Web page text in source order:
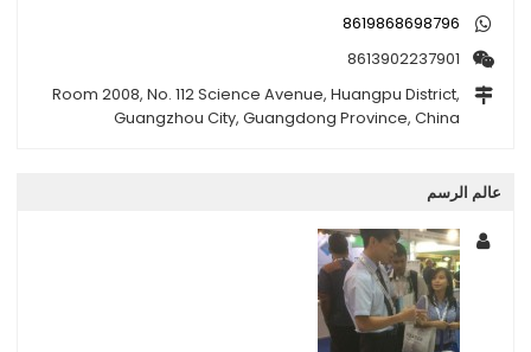
8619868698796
8613902237901
Room 2008, No. 112 Science Avenue, Huangpu District,
Guangzhou City, Guangdong Province, China
عالم الرسم